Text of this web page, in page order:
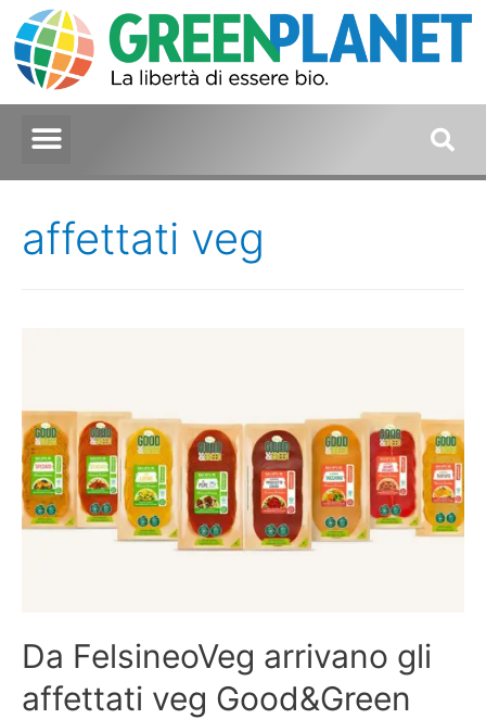
affettati veg
Da FelsineoVeg arrivano gli
affettati veg Good&Green